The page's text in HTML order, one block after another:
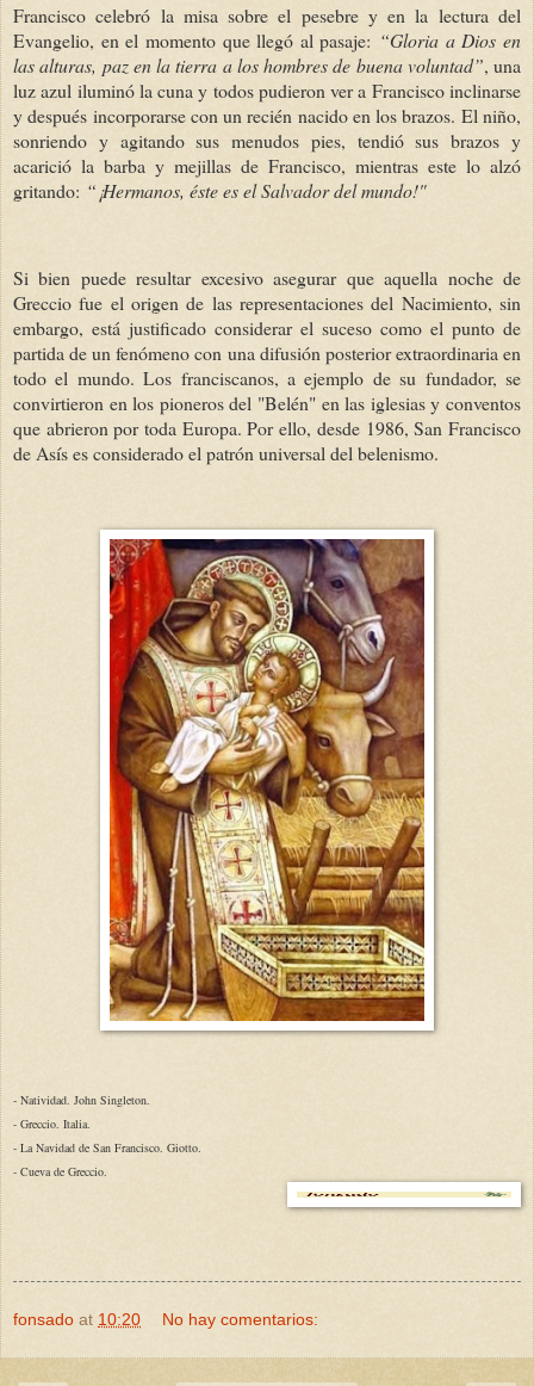
Francisco celebró la misa sobre el pesebre y en la lectura del
Evangelio, en el momento que llegó al pasaje: “Gloria a Dios en
las alturas, paz en la tierra a los hombres de buena voluntad”, una
luz azul iluminó la cuna y todos pudieron ver a Francisco inclinarse
y después incorporarse con un recién nacido en los brazos. El niño,
sonriendo y agitando sus menudos pies, tendió sus brazos y
acarició la barba y mejillas de Francisco, mientras este lo alzó
gritando: “¡Hermanos, éste es el Salvador del mundo!"
Si bien puede resultar excesivo asegurar que aquella noche de
Greccio fue el origen de las representaciones del Nacimiento, sin
embargo, está justificado considerar el suceso como el punto de
partida de un fenómeno con una difusión posterior extraordinaria en
todo el mundo. Los franciscanos, a ejemplo de su fundador, se
convirtieron en los pioneros del "Belén" en las iglesias y conventos
que abrieron por toda Europa. Por ello, desde 1986, San Francisco
de Asís es considerado el patrón universal del belenismo.
- Natividad. John Singleton.
- Greccio. Italia.
- La Navidad de San Francisco. Giotto.
- Cueva de Greccio.
fonsado at 10:20 No hay comentarios: